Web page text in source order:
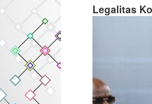
Legalitas